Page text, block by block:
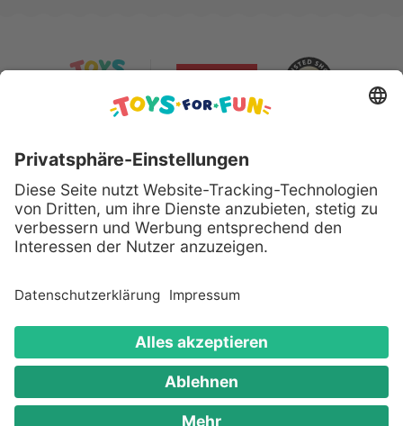
Sicher bezahlen mit:
Alle genannten Produkte und Logos sind eingetragene
Warenzeichen der jeweiligen Hersteller.
Copyright © 2008 - 2026 Toys for Fun GmbH - Alle
Rechte vorbehalten